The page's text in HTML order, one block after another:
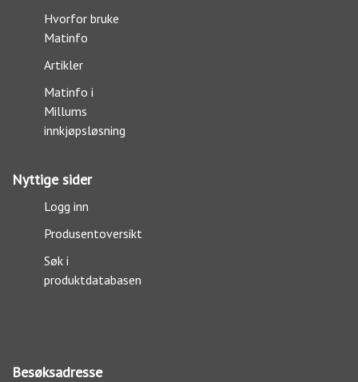
Hvorfor bruke
Matinfo
Artikler
Matinfo i
Millums
innkjøpsløsning
Nyttige sider
Logg inn
Produsentoversikt
Søk i
produktdatabasen
Besøksadresse